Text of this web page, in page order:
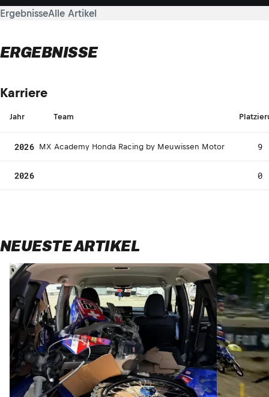
ErgebnisseAlle Artikel
ERGEBNISSE
Karriere
Jahr Team
2026 MX Academy Honda Racing by Meuwissen Motor 9
2026 0
NEUESTE ARTIKEL